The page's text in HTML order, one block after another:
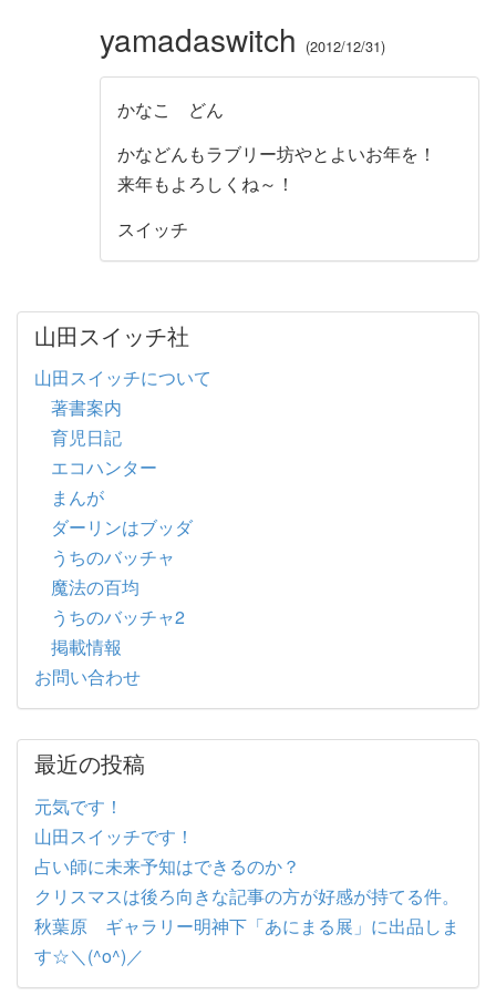
yamadaswitch 2012/12/31
かなこ どん
かなどんもラブリー坊やとよいお年を！
来年もよろしくね～！
スイッチ
山田スイッチ社
山田スイッチについて
著書案内
育児日記
エコハンター
まんが
ダーリンはブッダ
うちのバッチャ
魔法の百均
うちのバッチャ2
掲載情報
お問い合わせ
最近の投稿
元気です！
山田スイッチです！
占い師に未来予知はできるのか？
クリスマスは後ろ向きな記事の方が好感が持てる件。
秋葉原 ギャラリー明神下「あにまる展」に出品しま
す☆＼(^o^)／